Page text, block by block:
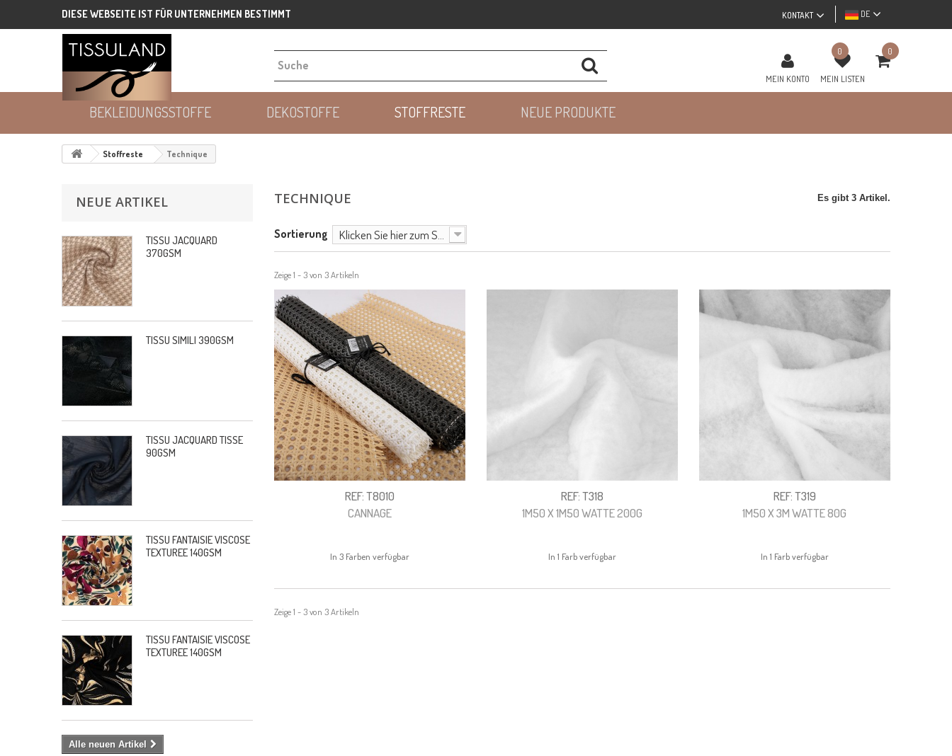
DIESE WEBSEITE IST FÜR UNTERNEHMEN BESTIMMT DE
KONTAKT
MEIN KONTO
0
MEIN LISTEN
0
BEKLEIDUNGSSTOFFE DEKOSTOFFE STOFFRESTE NEUE PRODUKTE
Stoffreste Technique
NEUE ARTIKEL
TISSU JACQUARD
370GSM
TISSU SIMILI 390GSM
TISSU JACQUARD TISSE
90GSM
TISSU FANTAISIE VISCOSE
TEXTUREE 140GSM
TISSU FANTAISIE VISCOSE
TEXTUREE 140GSM
Alle neuen Artikel
TECHNIQUE Es gibt 3 Artikel.
Sortierung
Zeige 1 - 3 von 3 Artikeln
REF: T8010
CANNAGE
In 3 Farben verfügbar
REF: T318
1M50 X 1M50 WATTE 200G
In 1 Farb verfügbar
REF: T319
1M50 X 3M WATTE 80G
In 1 Farb verfügbar
Zeige 1 - 3 von 3 Artikeln